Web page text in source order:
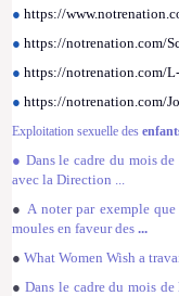
● https://
● https://notrenation.com/
● https://notrenation.com/
● https://notrenation.com/
Exploitation sexuelle des
● Dans le cadre du mois
avec la Direction ...
● A noter par exemple
moules en faveur des ...
● What Women Wish a
●Dans le cadre du mois